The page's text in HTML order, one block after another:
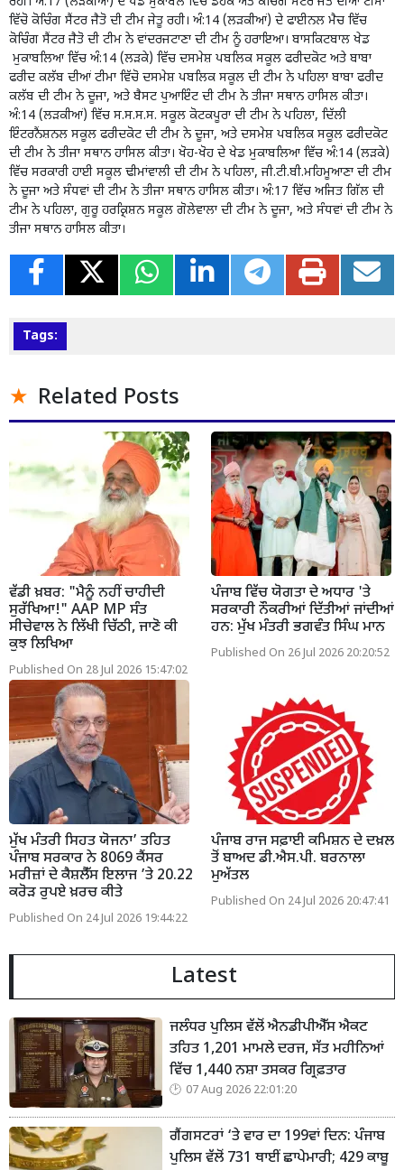
ਵਿੱਚੋ ਕੋਚਿੰਗ ਸੈਂਟਰ ਜੈਤੋ ਦੀ ਟੀਮ ਜੇਤੂ ਰਹੀ। ਅੰ:14 (ਲੜਕੀਆਂ) ਦੇ ਫਾਈਨਲ ਮੈਚ ਵਿੱਚ
ਕੋਚਿੰਗ ਸੈਂਟਰ ਜੈਤੋ ਦੀ ਟੀਮ ਨੇ ਵਾਂਦਰਜਟਾਣਾ ਦੀ ਟੀਮ ਨੂੰ ਹਰਾਇਆ। ਬਾਸਕਿਟਬਾਲ ਖੇਡ
ਮੁਕਾਬਲਿਆ ਵਿੱਚ ਅੰ:14 (ਲੜਕੇ) ਵਿੱਚ ਦਸਮੇਸ਼ ਪਬਲਿਕ ਸਕੂਲ ਫਰੀਦਕੋਟ ਅਤੇ ਬਾਬਾ
ਫਰੀਦ ਕਲੱਬ ਦੀਆਂ ਟੀਮਾ ਵਿੱਚੋ ਦਸਮੇਸ਼ ਪਬਲਿਕ ਸਕੂਲ ਦੀ ਟੀਮ ਨੇ ਪਹਿਲਾ ਬਾਬਾ ਫਰੀਦ
ਕਲੱਬ ਦੀ ਟੀਮ ਨੇ ਦੂਜਾ, ਅਤੇ ਬੈਸਟ ਪੁਆਇੰਟ ਦੀ ਟੀਮ ਨੇ ਤੀਜਾ ਸਥਾਨ ਹਾਸਿਲ ਕੀਤਾ।
ਅੰ:14 (ਲੜਕੀਆਂ) ਵਿੱਚ ਸ.ਸ.ਸ.ਸ. ਸਕੂਲ ਕੋਟਕਪੂਰਾ ਦੀ ਟੀਮ ਨੇ ਪਹਿਲਾ, ਦਿੱਲੀ
ਇੰਟਰਨੈਂਸ਼ਨਲ ਸਕੂਲ ਫਰੀਦਕੋਟ ਦੀ ਟੀਮ ਨੇ ਦੂਜਾ, ਅਤੇ ਦਸਮੇਸ਼ ਪਬਲਿਕ ਸਕੂਲ ਫਰੀਦਕੋਟ
ਦੀ ਟੀਮ ਨੇ ਤੀਜਾ ਸਥਾਨ ਹਾਸਿਲ ਕੀਤਾ। ਖੋਹ-ਖੋਹ ਦੇ ਖੇਡ ਮੁਕਾਬਲਿਆ ਵਿੱਚ ਅੰ:14 (ਲੜਕੇ)
ਵਿੱਚ ਸਰਕਾਰੀ ਹਾਈ ਸਕੂਲ ਢੀਮਾਂਵਾਲੀ ਦੀ ਟੀਮ ਨੇ ਪਹਿਲਾ, ਜੀ.ਟੀ.ਬੀ.ਮਹਿਮੂਆਣਾ ਦੀ ਟੀਮ
ਨੇ ਦੂਜਾ ਅਤੇ ਸੰਧਵਾਂ ਦੀ ਟੀਮ ਨੇ ਤੀਜਾ ਸਥਾਨ ਹਾਸਿਲ ਕੀਤਾ। ਅੰ:17 ਵਿੱਚ ਅਜਿਤ ਗਿੱਲ ਦੀ
ਟੀਮ ਨੇ ਪਹਿਲਾ, ਗੁਰੂ ਹਰਕ੍ਰਿਸ਼ਨ ਸਕੂਲ ਗੋਲੇਵਾਲਾ ਦੀ ਟੀਮ ਨੇ ਦੂਜਾ, ਅਤੇ ਸੰਧਵਾਂ ਦੀ ਟੀਮ ਨੇ
ਤੀਜਾ ਸਥਾਨ ਹਾਸਿਲ ਕੀਤਾ।
Tags:
Related Posts
ਵੱਡੀ ਖ਼ਬਰ: "ਮੈਨੂੰ ਨਹੀਂ ਚਾਹੀਦੀ
ਸੁਰੱਖਿਆ!" AAP MP ਸੰਤ
ਸੀਚੇਵਾਲ ਨੇ ਲਿੱਖੀ ਚਿੱਠੀ, ਜਾਣੋ ਕੀ
ਕੁਝ ਲਿਖਿਆ
Published On 28 Jul 2026 15:47:02
ਪੰਜਾਬ ਵਿੱਚ ਯੋਗਤਾ ਦੇ ਅਧਾਰ 'ਤੇ
ਸਰਕਾਰੀ ਨੌਕਰੀਆਂ ਦਿੱਤੀਆਂ ਜਾਂਦੀਆਂ
ਹਨ: ਮੁੱਖ ਮੰਤਰੀ ਭਗਵੰਤ ਸਿੰਘ ਮਾਨ
Published On 26 Jul 2026 20:20:52
ਮੁੱਖ ਮੰਤਰੀ ਸਿਹਤ ਯੋਜਨਾ’ ਤਹਿਤ
ਪੰਜਾਬ ਸਰਕਾਰ ਨੇ 8069 ਕੈਂਸਰ
ਮਰੀਜ਼ਾਂ ਦੇ ਕੈਸ਼ਲੈੱਸ ਇਲਾਜ ’ਤੇ 20.22
ਕਰੋੜ ਰੁਪਏ ਖ਼ਰਚ ਕੀਤੇ
Published On 24 Jul 2026 19:44:22
ਪੰਜਾਬ ਰਾਜ ਸਫ਼ਾਈ ਕਮਿਸ਼ਨ ਦੇ ਦਖ਼ਲ
ਤੋਂ ਬਾਅਦ ਡੀ.ਐਸ.ਪੀ. ਬਰਨਾਲਾ
ਮੁਅੱਤਲ
Published On 24 Jul 2026 20:47:41
Latest
ਜਲੰਧਰ ਪੁਲਿਸ ਵੱਲੋਂ ਐਨਡੀਪੀਐੱਸ ਐਕਟ
ਤਹਿਤ 1,201 ਮਾਮਲੇ ਦਰਜ, ਸੱਤ ਮਹੀਨਿਆਂ
ਵਿੱਚ 1,440 ਨਸ਼ਾ ਤਸਕਰ ਗ੍ਰਿਫ਼ਤਾਰ
07 Aug 2026 22:01:20
ਗੈਂਗਸਟਰਾਂ ‘ਤੇ ਵਾਰ ਦਾ 199ਵਾਂ ਦਿਨ: ਪੰਜਾਬ
ਪੁਲਿਸ ਵੱਲੋਂ 731 ਥਾਈਂ ਛਾਪੇਮਾਰੀ; 429 ਕਾਬੂ